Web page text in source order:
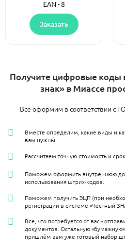
EAN - 8
Заказать
Получите цифровые коды
знак» в Миассе
Все оформим в соответствии с
Вместе определим, какие виды и
вам нужны.
Рассчитаем точную стоимость и
Поможем оформить внутреннюю
использования штрих-кодов.
Поможем получить ЭЦП (при
регистрации в системе «Честный
Все, что потребуется от вас -
документов. Остальную
пришлём вам уже готовый набор